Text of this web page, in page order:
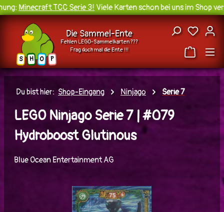
Zum Hauptinhalt springen
Minecraft TCC Serie 3!Viele Karten schon bei uns im Shop
S H O P
Die Sammel-Ente
Fehlen LEGO-Sammelkarten ???
Frag doch mal die Ente !!!
Du
Du bist hier: Shop-Eingang Ninjago Serie 7
LEGO Ninjago Serie 7 | #079
Hydroboost Glutinous
Blue Ocean Entertainment AG
Bildergalerie überspringen